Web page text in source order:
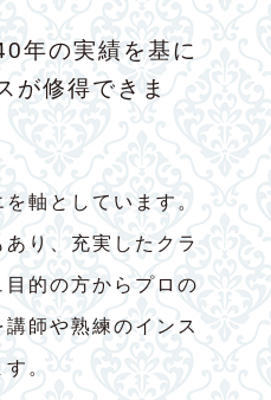
年の実績を基に
が修得できま
軸としています。
り、充実したクラ
的の方からプロの
師や熟練のインス
す。